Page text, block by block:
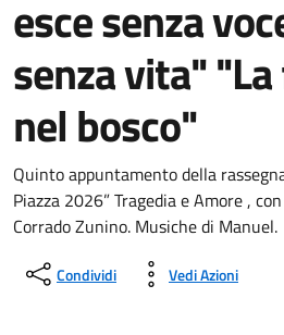
esce senza
senza vita"
nel bosco"
Quinto appuntamento della
Piazza 2026” Tragedia e Amore ,
Corrado Zunino. Musiche di Manuel.
Condividi Vedi Azioni